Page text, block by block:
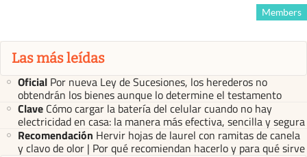
Members
Las más leídas
Oficial Por nueva Ley de Sucesiones, los herederos no
obtendrán los bienes aunque lo determine el testamento
Clave Cómo cargar la batería del celular cuando no hay
electricidad en casa: la manera más efectiva, sencilla y segura
Recomendación Hervir hojas de laurel con ramitas de canela
y clavo de olor | Por qué recomiendan hacerlo y para qué sirve